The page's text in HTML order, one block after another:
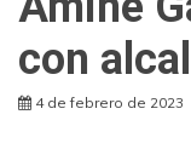
con
4 de febrero de 2023